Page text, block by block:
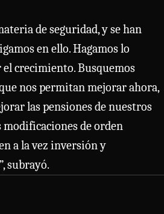
de seguridad, y se han
en ello. Hagamos lo
crecimiento. Busquemos
nos permitan mejorar ahora,
las pensiones de nuestros
modificaciones de orden
a la vez inversión y
subrayó.